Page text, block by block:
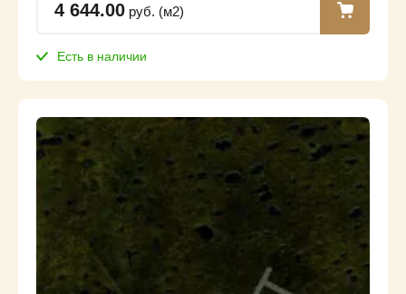
4 644.00 руб. (м2)
Есть в наличии